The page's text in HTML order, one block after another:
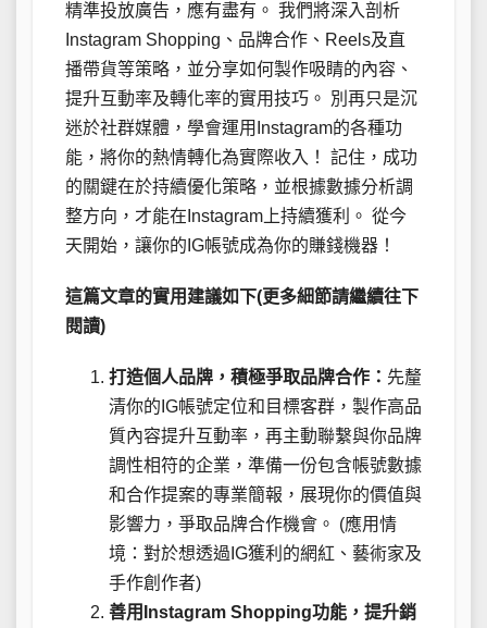
精準投放廣告，應有盡有。 我們將深入剖析
Instagram Shopping、品牌合作、Reels及直
播帶貨等策略，並分享如何製作吸睛的內容、
提升互動率及轉化率的實用技巧。 別再只是沉
迷於社群媒體，學會運用Instagram的各種功
能，將你的熱情轉化為實際收入！ 記住，成功
的關鍵在於持續優化策略，並根據數據分析調
整方向，才能在Instagram上持續獲利。 從今
天開始，讓你的IG帳號成為你的賺錢機器！
這篇文章的實用建議如下(更多細節請繼續往下
閱讀)
打造個人品牌，積極爭取品牌合作： 先釐
清你的IG帳號定位和目標客群，製作高品
質內容提升互動率，再主動聯繫與你品牌
調性相符的企業，準備一份包含帳號數據
和合作提案的專業簡報，展現你的價值與
影響力，爭取品牌合作機會。 (應用情
境：對於想透過IG獲利的網紅、藝術家及
手作創作者)
善用Instagram Shopping功能，提升銷